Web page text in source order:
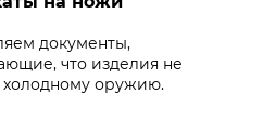
документы,
что изделия не
холодному оружию.